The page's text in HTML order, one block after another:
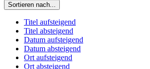
Sortieren nach...
Titel aufsteigend
Titel absteigend
Datum aufsteigend
Datum absteigend
Ort aufsteigend
Ort absteigend